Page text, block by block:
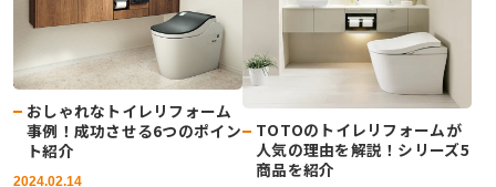
おしゃれなトイレリフォーム
事例！成功させる6つのポイン
ト紹介
2024.02.14
TOTOのトイレリフォームが
人気の理由を解説！シリーズ5
商品を紹介